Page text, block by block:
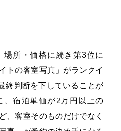
所・価格に続き第3位に
トの客室写真」がランクイ
終判断を下していることが
、宿泊単価が2万円以上の
、客室そのものだけでなく